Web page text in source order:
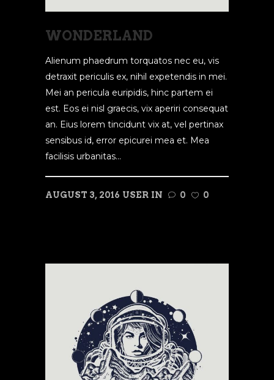
WONDERLAND
Alienum phaedrum torquatos nec eu, vis
detraxit periculis ex, nihil expetendis in mei.
Mei an pericula euripidis, hinc partem ei
est. Eos ei nisl graecis, vix aperiri consequat
an. Eius lorem tincidunt vix at, vel pertinax
sensibus id, error epicurei mea et. Mea
facilisis urbanitas...
AUGUST 3, 2016 USER IN 0
0